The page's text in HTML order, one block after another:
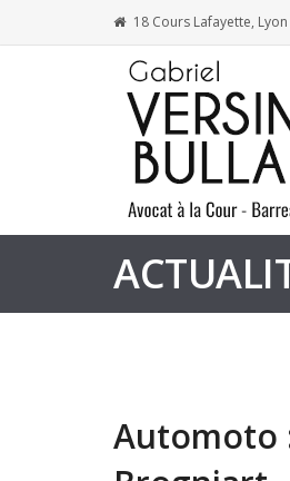
18 Cours Lafayette,
Automoto